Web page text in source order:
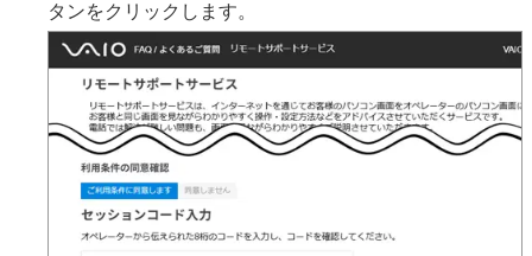
タンをクリックします。